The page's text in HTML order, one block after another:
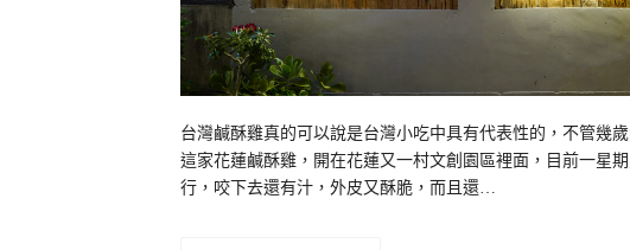
台灣鹹酥雞真的可以說是台灣小吃中具有代表性的，不管幾
這家花蓮鹹酥雞，開在花蓮又一村文創園區裡面，目前一星
行，咬下去還有汁，外皮又酥脆，而且還…